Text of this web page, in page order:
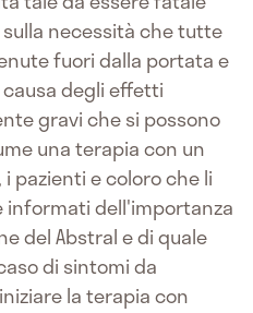
necessità che tutte
fuori dalla portata e
degli effetti
gravi che si possono
una terapia con un
pazienti e coloro che li
informati dell'importanza
del Abstral e di quale
di sintomi da
la terapia con